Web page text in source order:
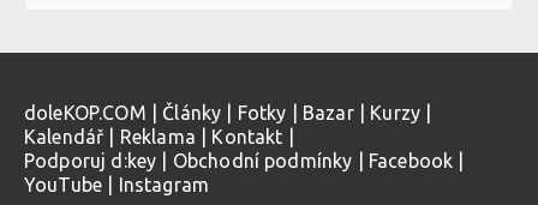
doleKOP.COM Články Fotky Bazar| Kurzy
Kalendář
Reklama Kontakt
Podporuj d:key
Obchodní podmínky Facebook
YouTube
Instagram